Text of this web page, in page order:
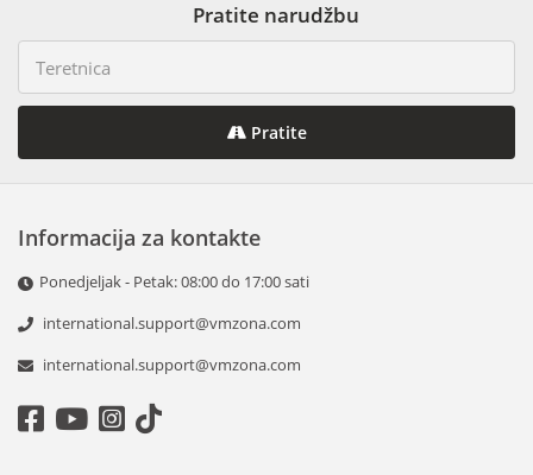
Pratite narudžbu
Pratite
Informacija za kontakte
Ponedjeljak - Petak: 08:00 do 17:00 sati
international.support@vmzona.com
international.support@vmzona.com